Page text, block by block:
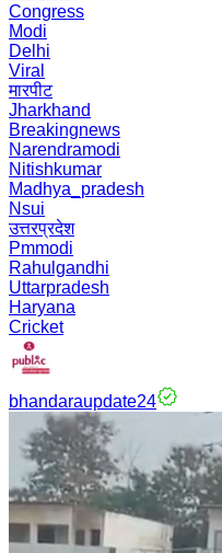
Congress
Modi
Delhi
Viral
मारपीट
Jharkhand
Breakingnews
Narendramodi
Nitishkumar
Madhya_pradesh
Nsui
उत्तरप्रदेश
Pmmodi
Rahulgandhi
Uttarpradesh
Haryana
Cricket
bhandaraupdate24